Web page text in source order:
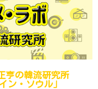
亨の韓流研究所
ン・ソウル」